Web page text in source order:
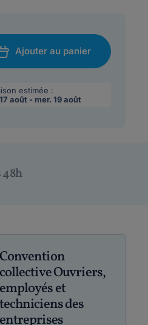
Ajouter au panier
estimée :
août - mer. 19 août
Convention
collective Ouvriers,
employés et
techniciens des
entreprises